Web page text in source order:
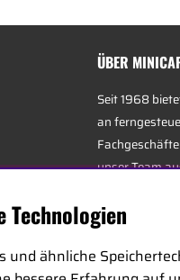
ÜBER
Seit 1968
an
unser Team
auf Hobby,
haben.
Technologien
und ähnliche